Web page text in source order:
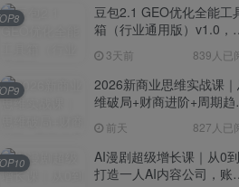
豆包2.1 GEO优化全能工
箱（行业通用版）v1.0，
景 3天前 839人已
2026新商业思维实战课
维破局+财商进阶+周期趋
度解析全体系
前天 827人已
AI漫剧超级增长课｜从0
打造一人AI内容公司，账